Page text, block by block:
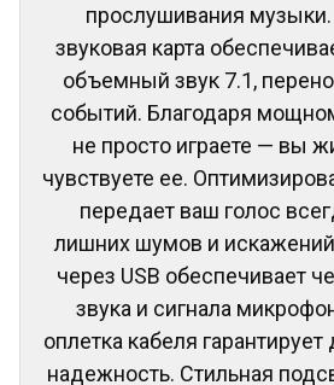
прослушивания
звуковая карта
объемный звук 7.1,
событий. Благодаря
не просто играете — вы
чувствуете ее.
передает ваш голос
лишних шумов и
через USB обеспечивает
звука и сигнала
оплетка кабеля
надежность. Стильная